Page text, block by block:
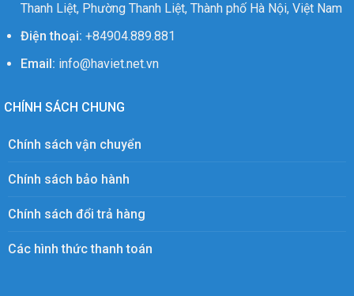
Thanh Liệt, Phường Thanh Liệt, Thành phố Hà Nội, Việt Nam
Điện thoại: +84904.889.881
Email: info@haviet.net.vn
CHÍNH SÁCH CHUNG
Chính sách vận chuyển
Chính sách bảo hành
Chính sách đổi trả hàng
Các hình thức thanh toán